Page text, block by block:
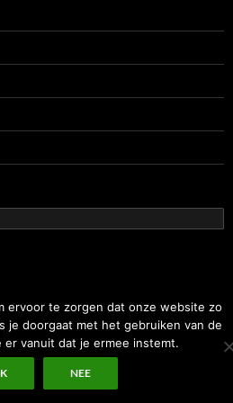
ervoor te zorgen dat onze website zo
je doorgaat met het gebruiken van de
er vanuit dat je ermee instemt.
NEE